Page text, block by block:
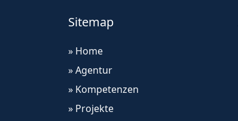
Sitemap
» Home
» Agentur
» Kompetenzen
» Projekte